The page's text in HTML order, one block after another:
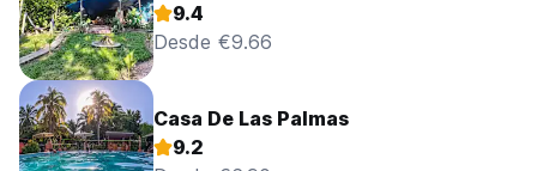
9.4
Desde €9.66
Casa De Las Palmas
9.2